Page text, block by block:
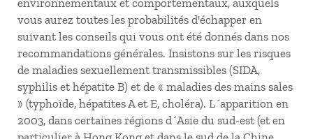
environnementaux et comportementaux, auxquels
vous aurez toutes les probabilités d'échapper en
suivant les conseils qui vous ont été donnés dans nos
recommandations générales. Insistons sur les risques
de maladies sexuellement transmissibles (SIDA,
syphilis et hépatite B) et de « maladies des mains sales
» (typhoïde, hépatites A et E, choléra). L´apparition en
2003, dans certaines régions d´Asie du sud-est (et en